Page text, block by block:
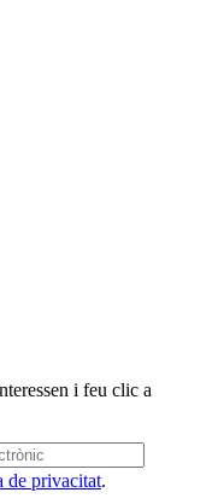
i feu clic a
de privacitat.